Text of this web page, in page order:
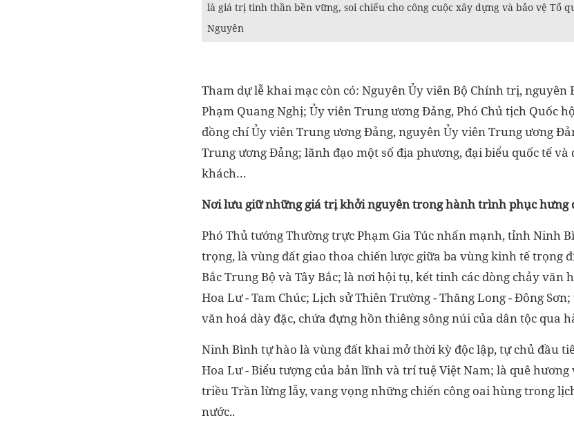
là giá trị tinh thần bền vững, soi chiếu cho công cuộc xây dựng và bảo vệ Tổ
Nguyên
Tham dự lễ khai mạc còn có: Nguyên Ủy viên Bộ Chính trị, nguyên
Phạm Quang Nghị; Ủy viên Trung ương Đảng, Phó Chủ tịch Quốc
đồng chí Ủy viên Trung ương Đảng, nguyên Ủy viên Trung ương
Trung ương Đảng; lãnh đạo một số địa phương, đại biểu quốc tế và
khách…
Nơi lưu giữ những giá trị khởi nguyên trong hành trình phục hưng
Phó Thủ tướng Thường trực Phạm Gia Túc nhấn mạnh, tỉnh Ninh
trọng, là vùng đất giao thoa chiến lược giữa ba vùng kinh tế trọng
Bắc Trung Bộ và Tây Bắc; là nơi hội tụ, kết tinh các dòng chảy văn
Hoa Lư - Tam Chúc; Lịch sử Thiên Trường - Thăng Long - Đông
văn hoá dày đặc, chứa đựng hồn thiêng sông núi của dân tộc qua
Ninh Bình tự hào là vùng đất khai mở thời kỳ độc lập, tự chủ đầu
Hoa Lư - Biểu tượng của bản lĩnh và trí tuệ Việt Nam; là quê
triều Trần lừng lẫy, vang vọng những chiến công oai hùng trong
nước..